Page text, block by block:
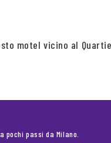
motel vicino al
pochi passi da Milano.